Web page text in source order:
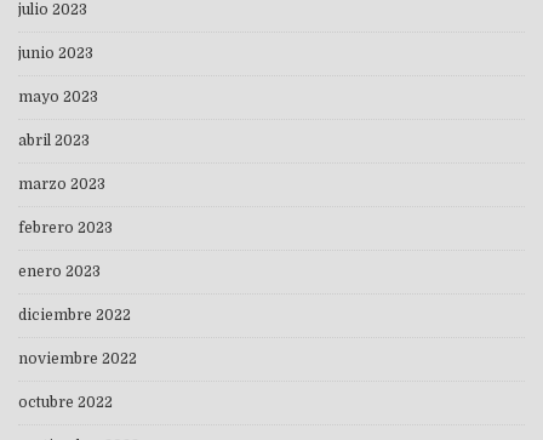
julio 2023
junio 2023
mayo 2023
abril 2023
marzo 2023
febrero 2023
enero 2023
diciembre 2022
noviembre 2022
octubre 2022